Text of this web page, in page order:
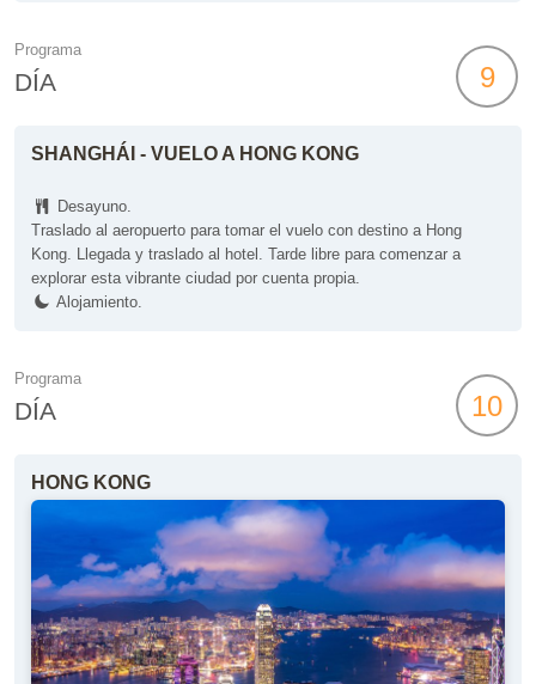
Programa
DÍA 9
SHANGHÁI - VUELO A HONG KONG
Desayuno.
Traslado al aeropuerto para tomar el vuelo con destino a Hong
Kong. Llegada y traslado al hotel. Tarde libre para comenzar a
explorar esta vibrante ciudad por cuenta propia.
Alojamiento.
Programa
DÍA 10
HONG KONG